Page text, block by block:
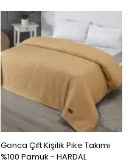
Gonca Çift Kişilik Pike Takımı
%100 Pamuk - HARDAL